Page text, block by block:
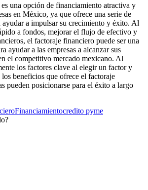
una opción de financiamiento atractiva y
en México, ya que ofrece una serie de
ayudar a impulsar su crecimiento y éxito. Al
a fondos, mejorar el flujo de efectivo y
el factoraje financiero puede ser una
ayudar a las empresas a alcanzar sus
el competitivo mercado mexicano. Al
los factores clave al elegir un factor y
beneficios que ofrece el factoraje
pueden posicionarse para el éxito a largo
Financiamientocredito pyme